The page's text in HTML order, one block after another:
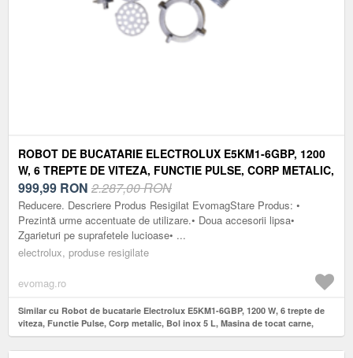
ROBOT DE BUCATARIE ELECTROLUX E5KM1-6GBP, 1200
W, 6 TREPTE DE VITEZA, FUNCTIE PULSE, CORP METALIC,
BOL INOX 5 L, MASINA DE TOCAT CARNE, ACCESORIU
RAZUIRE/ FELIERE (NEGRU/GRI)
999,99 RON 2.287,00 RON
Reducere. Descriere Produs Resigilat EvomagStare Produs: •
Prezintă urme accentuate de utilizare.• Doua accesorii lipsa•
Zgarieturi pe suprafetele lucioase• ...
electrolux, produse resigilate
evomag.ro
Similar cu Robot de bucatarie Electrolux E5KM1-6GBP, 1200 W, 6 trepte de
viteza, Functie Pulse, Corp metalic, Bol inox 5 L, Masina de tocat carne,
Accesoriu razuire/ feliere (Negru/Gri)